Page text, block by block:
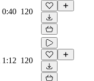
0:40 120
1:12 120